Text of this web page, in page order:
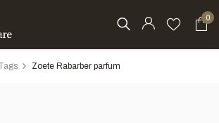
0
Zoete Rabarber parfum